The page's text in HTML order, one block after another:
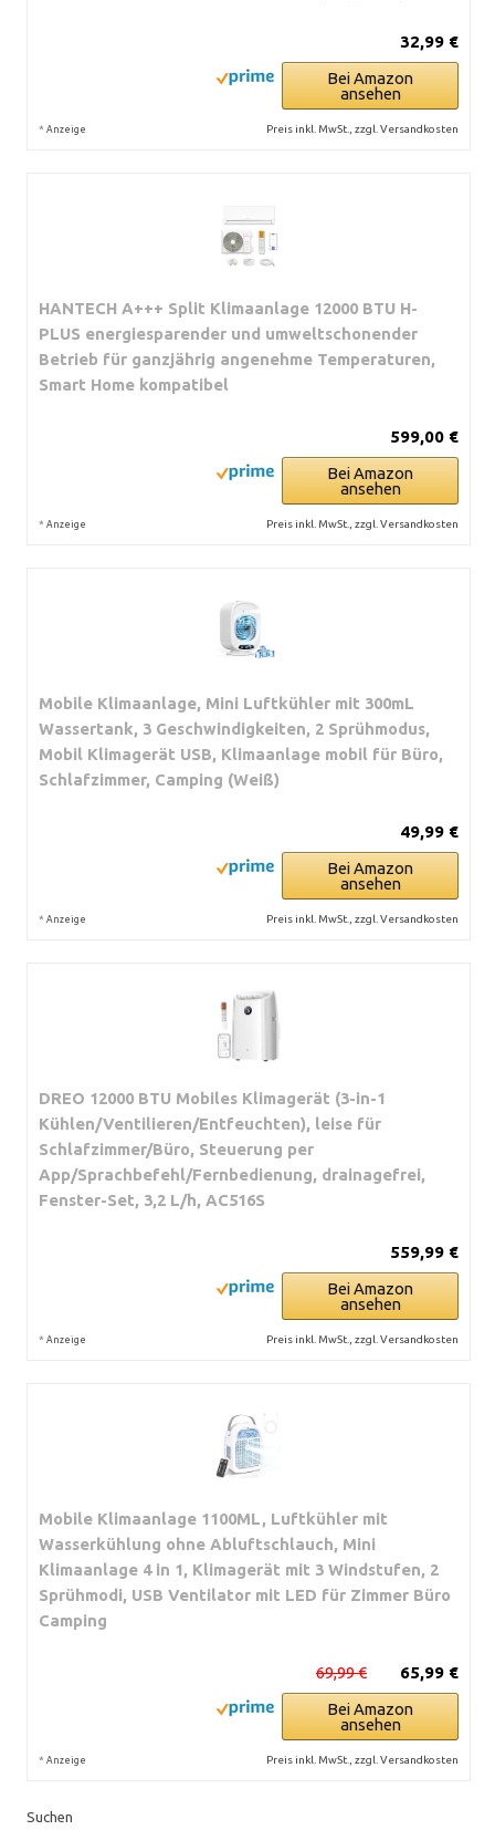
32,99 €
Bei Amazon
ansehen
* Anzeige Preis inkl. MwSt., zzgl. Versandkosten
HANTECH A+++ Split Klimaanlage 12000 BTU H-
PLUS energiesparender und umweltschonender
Betrieb für ganzjährig angenehme Temperaturen,
Smart Home kompatibel
599,00 €
Bei Amazon
ansehen
* Anzeige Preis inkl. MwSt., zzgl. Versandkosten
Mobile Klimaanlage, Mini Luftkühler mit 300mL
Wassertank, 3 Geschwindigkeiten, 2 Sprühmodus,
Mobil Klimagerät USB, Klimaanlage mobil für Büro,
Schlafzimmer, Camping (Weiß)
49,99 €
Bei Amazon
ansehen
* Anzeige Preis inkl. MwSt., zzgl. Versandkosten
DREO 12000 BTU Mobiles Klimagerät (3-in-1
Kühlen/Ventilieren/Entfeuchten), leise für
Schlafzimmer/Büro, Steuerung per
App/Sprachbefehl/Fernbedienung, drainagefrei,
Fenster-Set, 3,2 L/h, AC516S
559,99 €
Bei Amazon
ansehen
* Anzeige Preis inkl. MwSt., zzgl. Versandkosten
Mobile Klimaanlage 1100ML, Luftkühler mit
Wasserkühlung ohne Abluftschlauch, Mini
Klimaanlage 4 in 1, Klimagerät mit 3 Windstufen, 2
Sprühmodi, USB Ventilator mit LED für Zimmer Büro
Camping
65,99 €
69,99 €
Bei Amazon
ansehen
* Anzeige Preis inkl. MwSt., zzgl. Versandkosten
Suchen